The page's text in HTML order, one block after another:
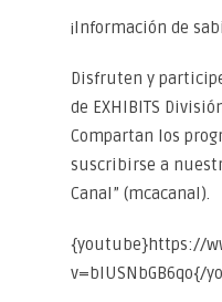
¡Información de
Disfruten y
de EXHIBITS
Compartan los
suscribirse a
Canal” (mcacanal).
{youtube}https://
v=bIUSNbGB6qo{/